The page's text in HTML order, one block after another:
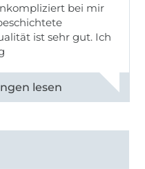
bei mir
ist sehr gut. Ich
ansehen